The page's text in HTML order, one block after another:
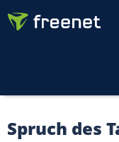
Spruch des